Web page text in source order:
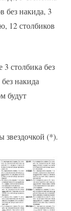
без накида, 3
12 столбиков
столбика без
накида
будут
звездочкой (*).